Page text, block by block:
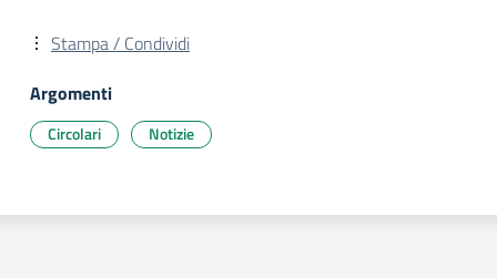
Stampa / Condividi
Argomenti
Circolari Notizie